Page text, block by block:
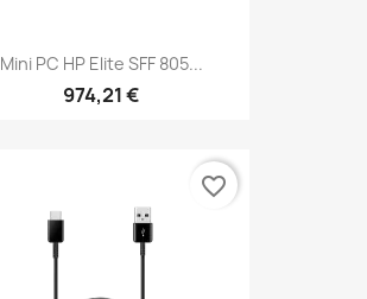
Mini PC HP Elite SFF 805...
974,21 €
favorite_border